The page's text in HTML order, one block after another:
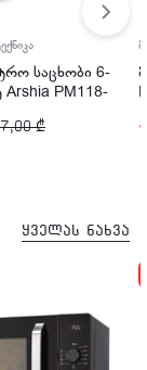
საცხობი 6-
Arshia PM118-
₾
ყველას ნახვა